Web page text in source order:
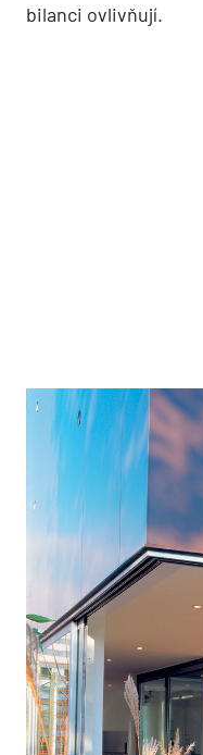
bilanci ovlivňují.